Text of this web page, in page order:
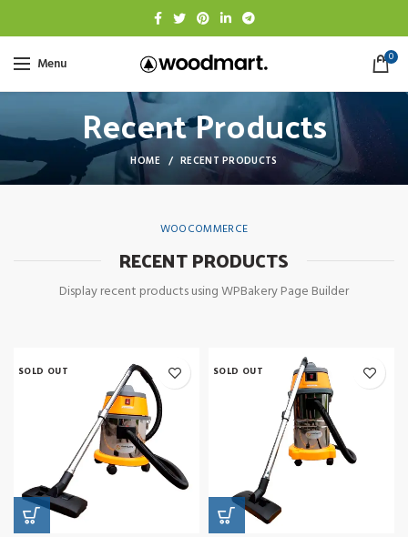
Menu 0
Recent Products
HOME RECENT PRODUCTS
WOOCOMMERCE
RECENT PRODUCTS
Display recent products using WPBakery Page Builder
SOLD OUT SOLD OUT